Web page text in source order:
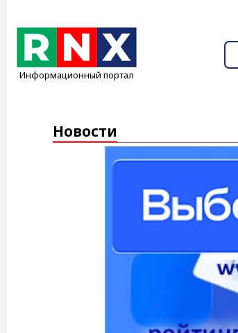
Информационный портал
Новости